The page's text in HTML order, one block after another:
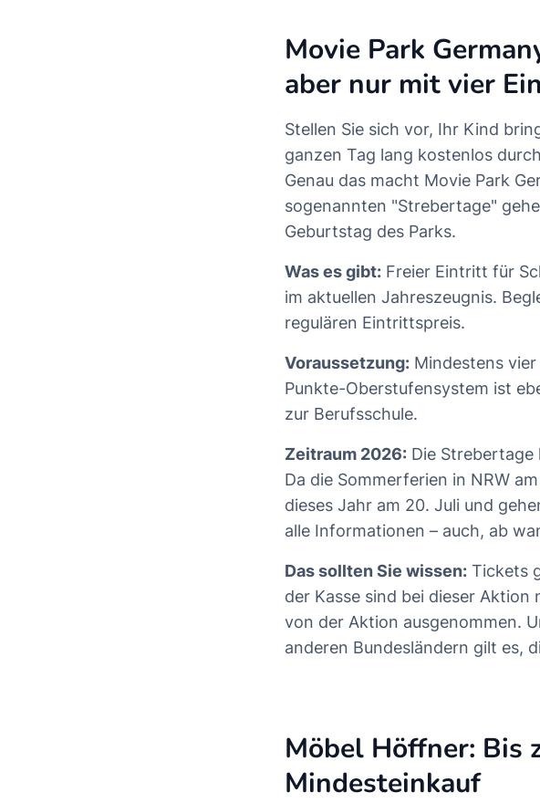
Movie Park
aber nur mit vier
Stellen Sie sich vor, Ihr Kind
ganzen Tag lang kostenlos
Genau das macht Movie Park
sogenannten "Strebertage"
Geburtstag des Parks.
Was es gibt: Freier Eintritt für
im aktuellen Jahreszeugnis.
regulären Eintrittspreis.
Voraussetzung: Mindestens
Punkte-Oberstufensystem ist
zur Berufsschule.
Zeitraum 2026: Die Strebertage
Da die Sommerferien in NRW
dieses Jahr am 20. Juli und
alle Informationen – auch, ab
Das sollten Sie wissen: Tickets
der Kasse sind bei dieser
von der Aktion ausgenommen.
anderen Bundesländern gilt es,
Möbel Höffner: Bis
Mindesteinkauf